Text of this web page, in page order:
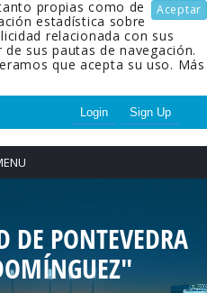
Aceptar
propias como de
estadística sobre
relacionada con sus
sus pautas de navegación.
que acepta su uso. Más
Login Sign Up
DE PONTEVEDRA